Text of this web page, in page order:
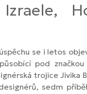
se i letos
pod
trojice Jivika
sedm